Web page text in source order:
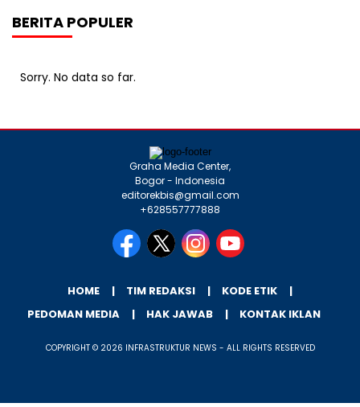
BERITA POPULER
Sorry. No data so far.
Graha Media Center,
Bogor - Indonesia
editorekbis@gmail.com
+628557777888
HOME TIM REDAKSI
KODE ETIK
PEDOMAN MEDIA
HAK JAWAB KONTAK IKLAN
COPYRIGHT © 2026 INFRASTRUKTUR NEWS - ALL RIGHTS RESERVED